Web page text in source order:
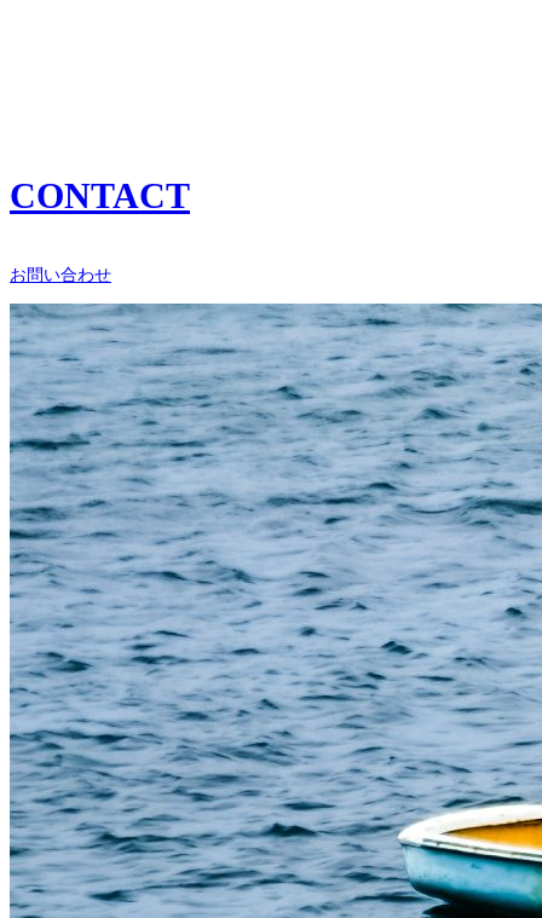
CONTACT
お問い合わせ